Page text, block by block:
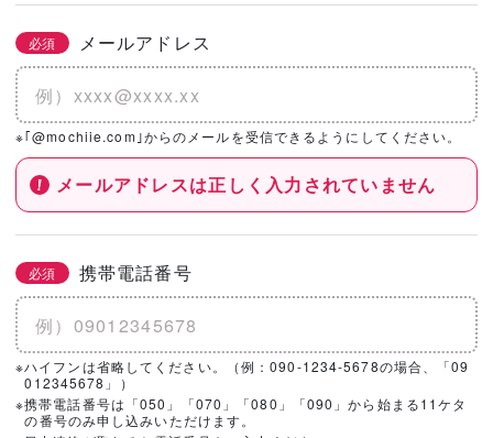
必須 メールアドレス
※｢@mochiie.com｣からのメールを受信できるようにしてください。
メールアドレスは正しく入力されていません
必須 携帯電話番号
※ハイフンは省略してください。（例：090-1234-5678の場合、「09
012345678」）
※携帯電話番号は「050」「070」「080」「090」から始まる11ケタ
の番号のみ申し込みいただけます。